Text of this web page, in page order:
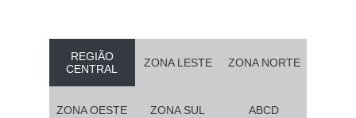
REGIÃO
CENTRAL
ZONA LESTE ZONA NORTE
ZONA OESTE ZONA SUL ABCD